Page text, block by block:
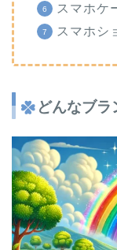
スマホケ
スマホシ
どんなブラ